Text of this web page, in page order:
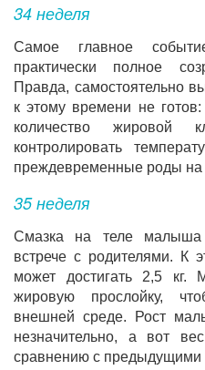
34 неделя
Самое главное
практически полное
Правда, самостоятельно
к этому времени не
количество жировой
контролировать
преждевременные роды на
35 неделя
Смазка на теле малыша
встрече с родителями. К
может достигать 2,5
жировую прослойку,
внешней среде. Рост
незначительно, а вот
сравнению с предыдущими